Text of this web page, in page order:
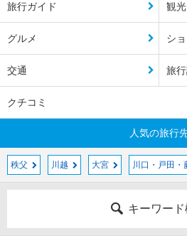
旅行ガイド 観光
グルメ シ
交通 旅
クチコミ
人気の旅行
秩父 川越 大宮 川口・戸田・
キーワード